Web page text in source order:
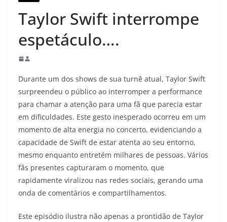
Taylor Swift interrompe
espetáculo….
Durante um dos shows de sua turnê atual, Taylor Swift
surpreendeu o público ao interromper a performance
para chamar a atenção para uma fã que parecia estar
em dificuldades. Este gesto inesperado ocorreu em um
momento de alta energia no concerto, evidenciando a
capacidade de Swift de estar atenta ao seu entorno,
mesmo enquanto entretém milhares de pessoas. Vários
fãs presentes capturaram o momento, que
rapidamente viralizou nas redes sociais, gerando uma
onda de comentários e compartilhamentos.
Este episódio ilustra não apenas a prontidão de Taylor